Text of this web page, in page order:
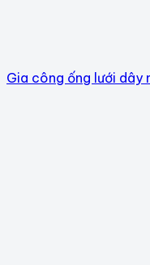
Gia công ống lưới dây